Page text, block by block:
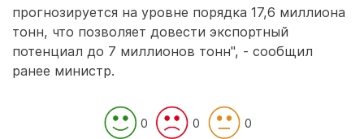
прогнозируется на уровне порядка 17,6 миллиона
тонн, что позволяет довести экспортный
потенциал до 7 миллионов тонн", - сообщил
ранее министр.
0 0 0